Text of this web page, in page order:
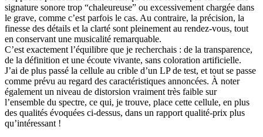
signature sonore trop “chaleureuse” ou excessivement chargée dans
le grave, comme c’est parfois le cas. Au contraire, la précision, la
finesse des détails et la clarté sont pleinement au rendez-vous, tout
en conservant une musicalité remarquable.
C’est exactement l’équilibre que je recherchais : de la transparence,
de la définition et une écoute vivante, sans coloration artificielle.
J’ai de plus passé la cellule au crible d’un LP de test, et tout se passe
comme prévu au regard des caractéristiques annoncées. À noter
également un niveau de distorsion vraiment très faible sur
l’ensemble du spectre, ce qui, je trouve, place cette cellule, en plus
des qualités évoquées ci-dessus, dans un rapport qualité-prix plus
qu’intéressant !